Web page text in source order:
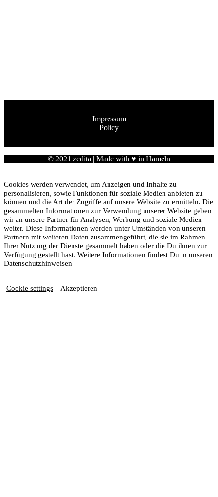
Impressum
Policy
© 2021 zedita | Made with ♥ in Hameln
Cookies werden verwendet, um Anzeigen und Inhalte zu
personalisieren, sowie Funktionen für soziale Medien anbieten zu
können und die Art der Zugriffe auf unsere Website zu ermitteln. Die
gesammelten Informationen zur Verwendung unserer Website geben
wir an unsere Partner für Analysen, Werbung und soziale Medien
weiter. Diese Informationen werden unter Umständen von unseren
Partnern mit weiteren Daten zusammengeführt, die sie im Rahmen
Ihrer Nutzung der Dienste gesammelt haben oder die Du ihnen zur
Verfügung gestellt hast. Weitere Informationen findest Du in unseren
Datenschutzhinweisen.
Cookie settings Akzeptieren